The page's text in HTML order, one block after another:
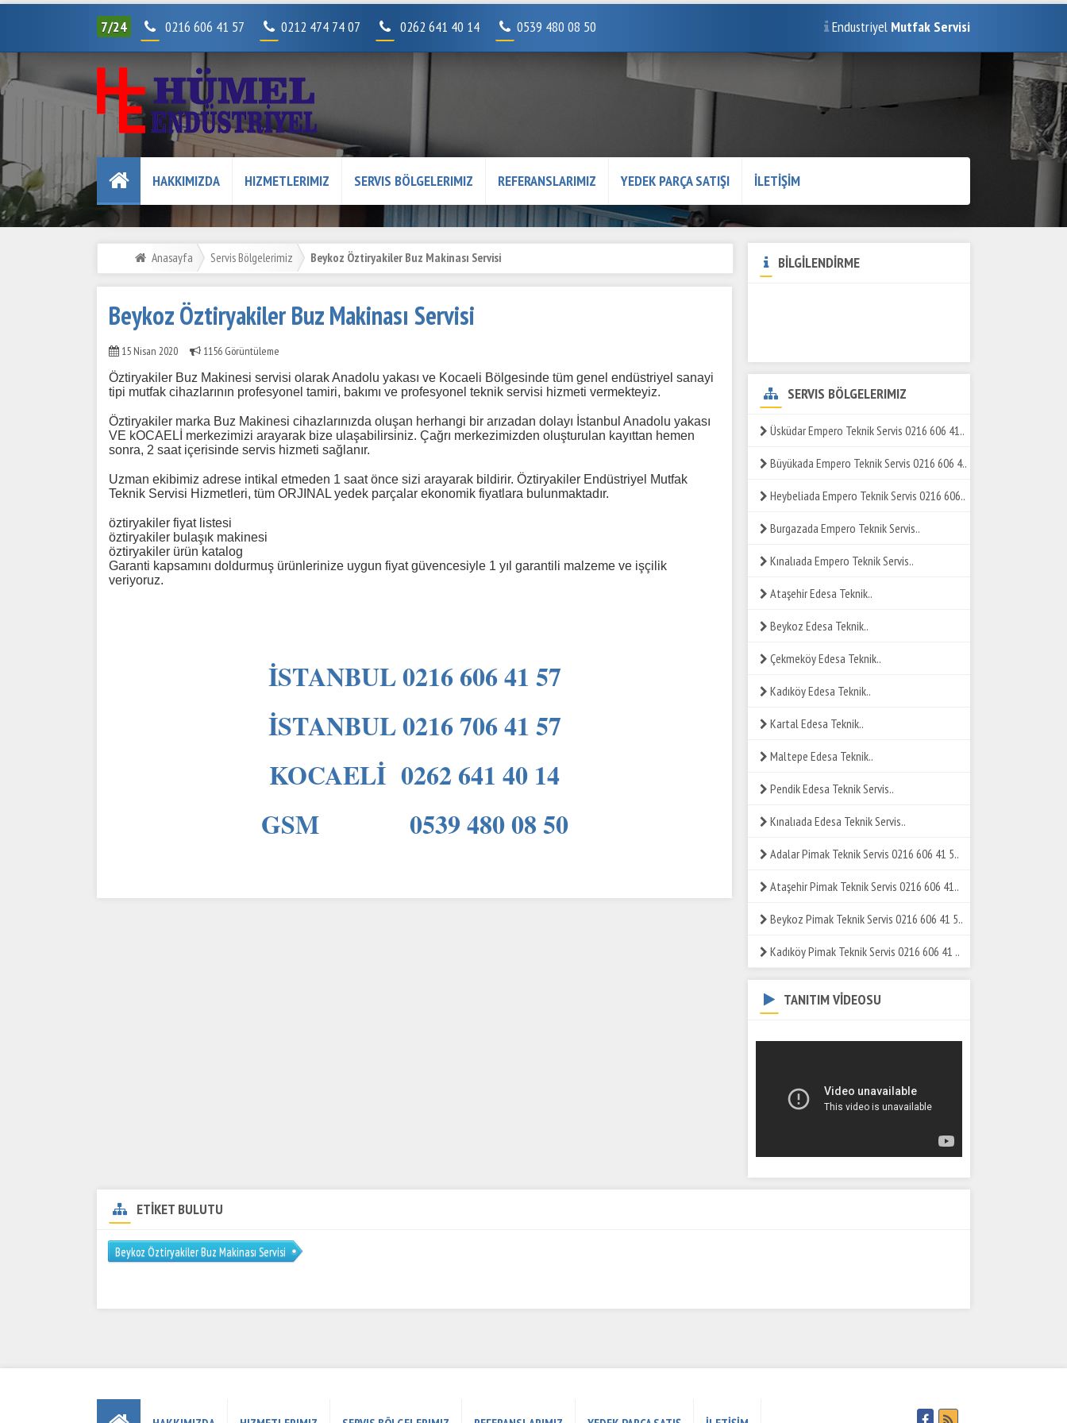
7/24 0216 606 41 57 0212 474 74 07 0262 641 40 14 0539 480 08 50 Endustriyel Mutfak Servisi
HAKKIMIZDA HIZMETLERIMIZ SERVIS BÖLGELERIMIZ REFERANSLARIMIZ YEDEK PARÇA SATIŞI İLETİŞİM
Anasayfa Servis Bölgelerimiz Beykoz Öztiryakiler Buz Makinası Servisi
Beykoz Öztiryakiler Buz Makinası Servisi
15 Nisan 2020 1156 Görüntüleme
Öztiryakiler Buz Makinesi servisi olarak Anadolu yakası ve Kocaeli Bölgesinde tüm genel endüstriyel sanayi
tipi mutfak cihazlarının profesyonel tamiri, bakımı ve profesyonel teknik servisi hizmeti vermekteyiz.
Öztiryakiler marka Buz Makinesi cihazlarınızda oluşan herhangi bir arızadan dolayı İstanbul Anadolu yakası
VE kOCAELİ merkezimizi arayarak bize ulaşabilirsiniz. Çağrı merkezimizden oluşturulan kayıttan hemen
sonra, 2 saat içerisinde servis hizmeti sağlanır.
Uzman ekibimiz adrese intikal etmeden 1 saat önce sizi arayarak bildirir. Öztiryakiler Endüstriyel Mutfak
Teknik Servisi Hizmetleri, tüm ORJINAL yedek parçalar ekonomik fiyatlara bulunmaktadır.
öztiryakiler fiyat listesi
öztiryakiler bulaşık makinesi
öztiryakiler ürün katalog
Garanti kapsamını doldurmuş ürünlerinize uygun fiyat güvencesiyle 1 yıl garantili malzeme ve işçilik
veriyoruz.
İSTANBUL 0216 606 41 57
İSTANBUL 0216 706 41 57
KOCAELİ 0262 641 40 14
GSM 0539 480 08 50
BİLGİLENDİRME
SERVIS BÖLGELERIMIZ
Üsküdar Empero Teknik Servis 0216 606 41..
Büyükada Empero Teknik Servis 0216 606 4..
Heybeliada Empero Teknik Servis 0216 606..
Burgazada Empero Teknik Servis..
Kınalıada Empero Teknik Servis..
Ataşehir Edesa Teknik..
Beykoz Edesa Teknik..
Çekmeköy Edesa Teknik..
Kadıköy Edesa Teknik..
Kartal Edesa Teknik..
Maltepe Edesa Teknik..
Pendik Edesa Teknik Servis..
Kınalıada Edesa Teknik Servis..
Adalar Pimak Teknik Servis 0216 606 41 5..
Ataşehir Pimak Teknik Servis 0216 606 41..
Beykoz Pimak Teknik Servis 0216 606 41 5..
Kadıköy Pimak Teknik Servis 0216 606 41 ..
TANITIM VİDEOSU
ETİKET BULUTU
Beykoz Öztiryakiler Buz Makinası Servisi